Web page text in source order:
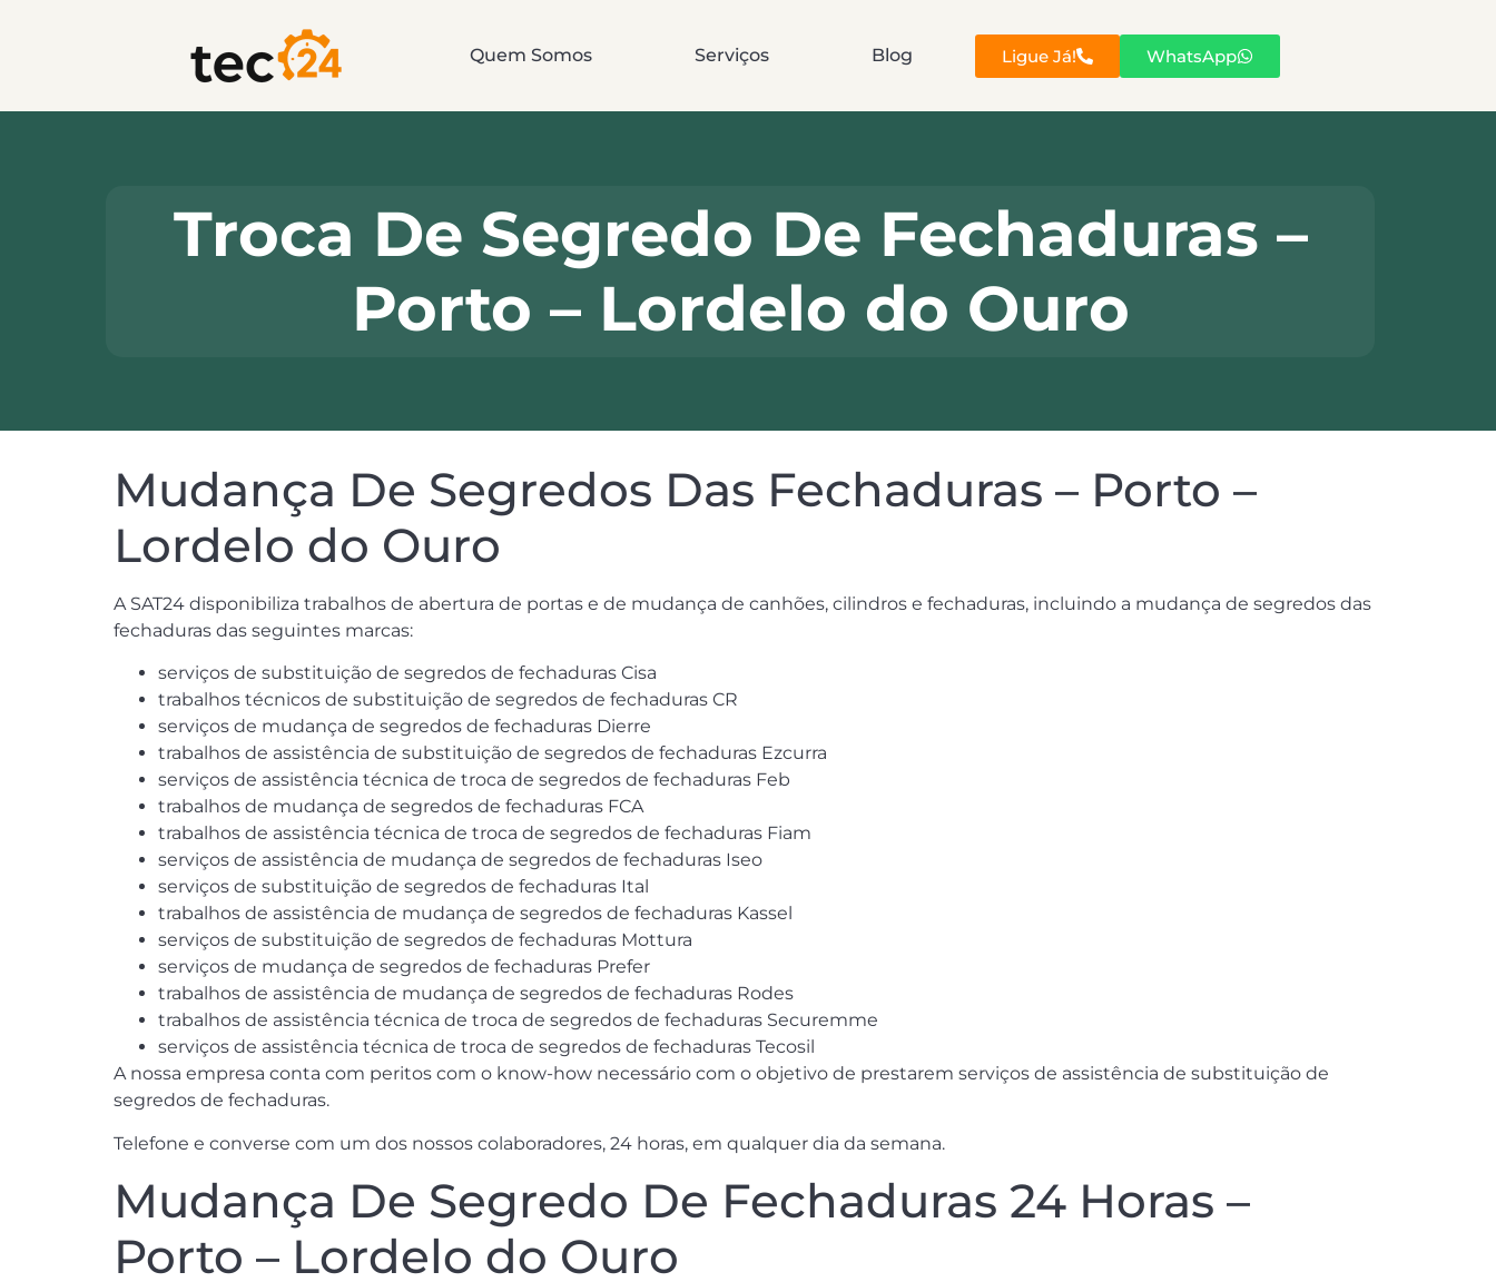
Quem Somos Serviços Blog Ligue Já! WhatsApp
Troca De Segredo De Fechaduras –
Porto – Lordelo do Ouro
Mudança De Segredos Das Fechaduras – Porto –
Lordelo do Ouro
A SAT24 disponibiliza trabalhos de abertura de portas e de mudança de canhões, cilindros e fechaduras, incluindo a mudança de segredos das
fechaduras das seguintes marcas:
serviços de substituição de segredos de fechaduras Cisa
trabalhos técnicos de substituição de segredos de fechaduras CR
serviços de mudança de segredos de fechaduras Dierre
trabalhos de assistência de substituição de segredos de fechaduras Ezcurra
serviços de assistência técnica de troca de segredos de fechaduras Feb
trabalhos de mudança de segredos de fechaduras FCA
trabalhos de assistência técnica de troca de segredos de fechaduras Fiam
serviços de assistência de mudança de segredos de fechaduras Iseo
serviços de substituição de segredos de fechaduras Ital
trabalhos de assistência de mudança de segredos de fechaduras Kassel
serviços de substituição de segredos de fechaduras Mottura
serviços de mudança de segredos de fechaduras Prefer
trabalhos de assistência de mudança de segredos de fechaduras Rodes
trabalhos de assistência técnica de troca de segredos de fechaduras Securemme
serviços de assistência técnica de troca de segredos de fechaduras Tecosil
A nossa empresa conta com peritos com o know-how necessário com o objetivo de prestarem serviços de assistência de substituição de
segredos de fechaduras.
Telefone e converse com um dos nossos colaboradores, 24 horas, em qualquer dia da semana.
Mudança De Segredo De Fechaduras 24 Horas –
Porto – Lordelo do Ouro